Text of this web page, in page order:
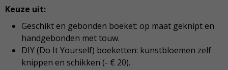
Keuze uit:
Geschikt en gebonden boeket: op maat geknipt en
handgebonden met touw.
DIY (Do It Yourself) boeketten: kunstbloemen zelf
knippen en schikken (- € 20).